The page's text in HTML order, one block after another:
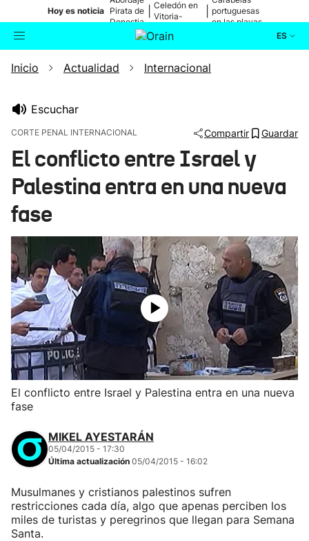
Hoy es noticia Pirata de
Donostia
Celedón en
Vitoria-
portuguesas
en las playas
ES
Buscador Actualidad
Ikusmiran
Inicio Actualidad Internacional
Escuchar
CORTE PENAL INTERNACIONAL Compartir Guardar
El conflicto entre Israel y
Palestina entra en una nueva
fase
El conflicto entre Israel y Palestina entra en una nueva
fase
MIKEL AYESTARÁN
05/04/2015 - 17:30
Última actualización 05/04/2015 - 16:02
Musulmanes y cristianos palestinos sufren
restricciones cada día, algo que apenas perciben los
miles de turistas y peregrinos que llegan para Semana
Santa.